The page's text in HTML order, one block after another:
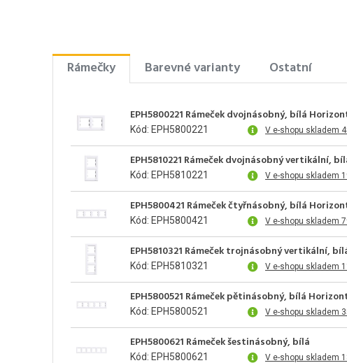
Rámečky Barevné varianty Ostatní
EPH5800221 Rámeček dvojnásobný, bílá
Kód: EPH5800221 V e-shopu skladem
EPH5810221 Rámeček dvojnásobný vertikální,
Kód: EPH5810221 V e-shopu skladem
EPH5800421 Rámeček čtyřnásobný, bílá
Kód: EPH5800421 V e-shopu skladem
EPH5810321 Rámeček trojnásobný vertikální,
Kód: EPH5810321 V e-shopu skladem
EPH5800521 Rámeček pětinásobný, bílá
Kód: EPH5800521 V e-shopu skladem
EPH5800621 Rámeček šestinásobný, bílá
Kód: EPH5800621 V e-shopu skladem